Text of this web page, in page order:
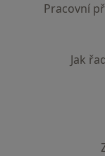
Pracovní
Jak